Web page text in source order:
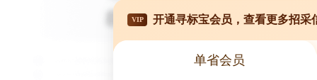
VIP 开通寻标宝会员，查看更多招采
单省会员